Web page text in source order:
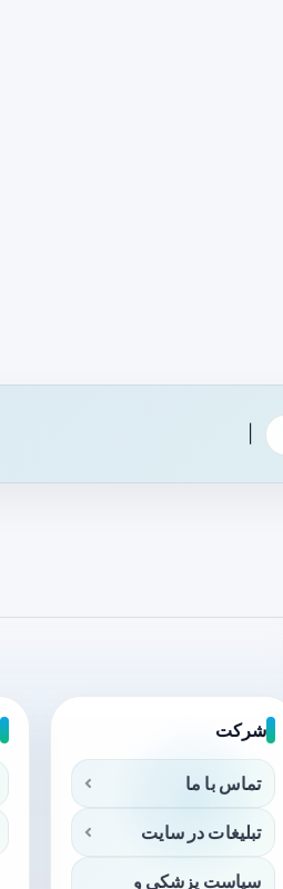
شرکت
تماس با ما
تبلیغات در سایت
سیاست پزشکی و